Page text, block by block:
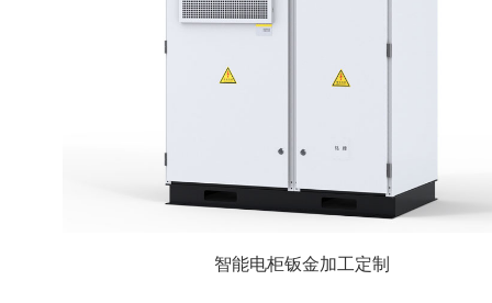
智能电柜钣金加工定制